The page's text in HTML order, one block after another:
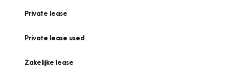
Private lease
Private lease used
Zakelijke lease